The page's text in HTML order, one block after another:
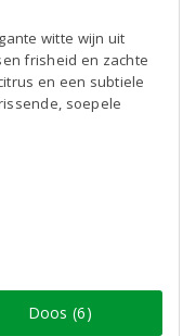
witte wijn uit
frisheid en zachte
en een subtiele
soepele
Doos (6)